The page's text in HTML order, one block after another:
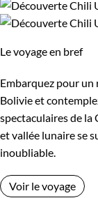
Le voyage en bref
Embarquez pour
Bolivie et
spectaculaires de la
et vallée lunaire se
inoubliable.
Voir le voyage